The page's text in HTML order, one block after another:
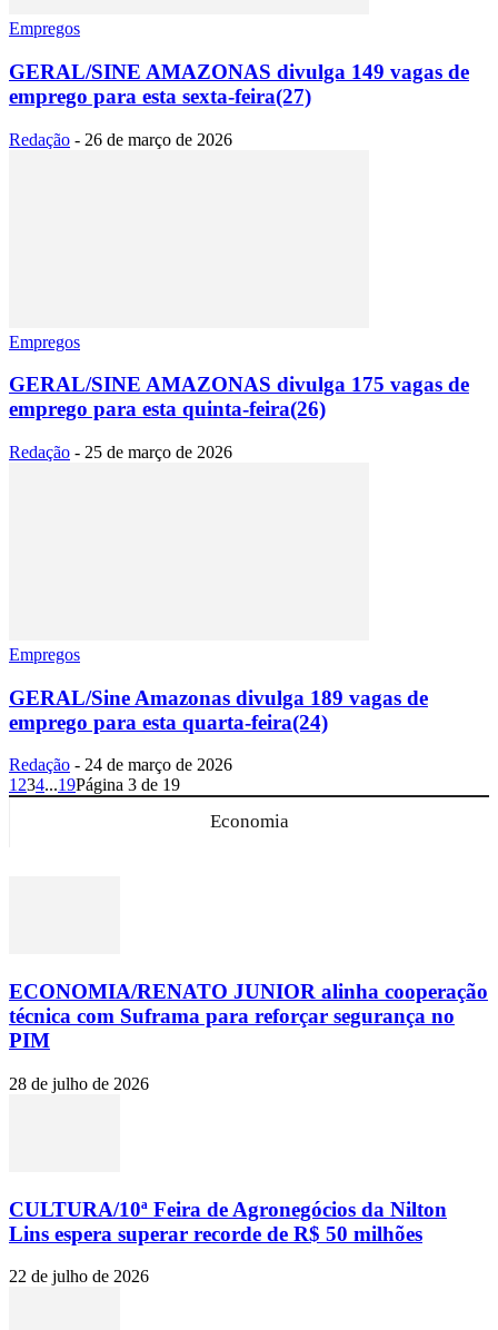
Empregos
GERAL/SINE AMAZONAS divulga 149 vagas de
emprego para esta sexta-feira(27)
Redação - 26 de março de 2026
Empregos
GERAL/SINE AMAZONAS divulga 175 vagas de
emprego para esta quinta-feira(26)
Redação - 25 de março de 2026
Empregos
GERAL/Sine Amazonas divulga 189 vagas de
emprego para esta quarta-feira(24)
Redação - 24 de março de 2026
1234...19Página 3 de 19
Economia
ECONOMIA/RENATO JUNIOR alinha cooperação
técnica com Suframa para reforçar segurança no
PIM
28 de julho de 2026
CULTURA/10ª Feira de Agronegócios da Nilton
Lins espera superar recorde de R$ 50 milhões
22 de julho de 2026